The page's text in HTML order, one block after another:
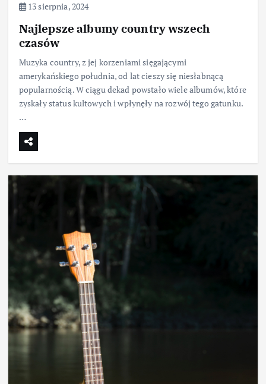
13 sierpnia, 2024
Najlepsze albumy country wszech
czasów
Muzyka country, z jej korzeniami sięgającymi
amerykańskiego południa, od lat cieszy się niesłabnącą
popularnością. W ciągu dekad powstało wiele albumów, które
zyskały status kultowych i wpłynęły na rozwój tego gatunku.
…